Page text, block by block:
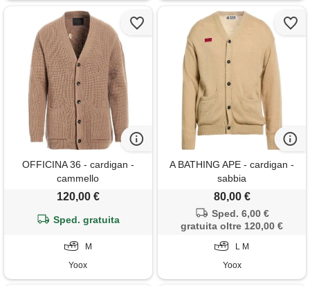
OFFICINA 36 - cardigan -
cammello
120,00 €
Sped. gratuita
M
Yoox
A BATHING APE - cardigan -
sabbia
80,00 €
Sped. 6,00 €
gratuita oltre 120,00 €
L M
Yoox